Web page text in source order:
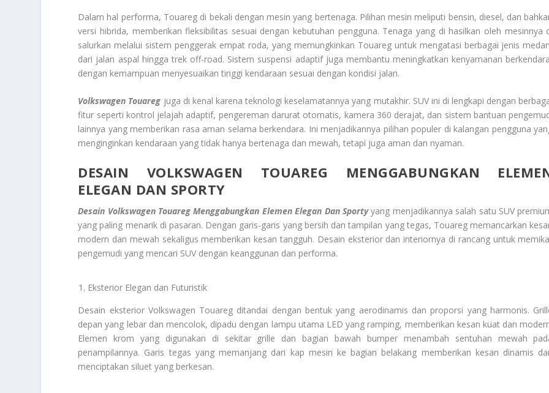
Dalam hal performa, Touareg di bekali dengan mesin yang bertenaga. Pilihan mesin meliputi bensin, diesel, dan
versi hibrida, memberikan fleksibilitas sesuai dengan kebutuhan pengguna. Tenaga yang di hasilkan oleh mesinnya
salurkan melalui sistem penggerak empat roda, yang memungkinkan Touareg untuk mengatasi berbagai jenis
dari jalan aspal hingga trek off-road. Sistem suspensi adaptif juga membantu meningkatkan kenyamanan
dengan kemampuan menyesuaikan tinggi kendaraan sesuai dengan kondisi jalan.
Volkswagen Touareg juga di kenal karena teknologi keselamatannya yang mutakhir. SUV ini di lengkapi dengan
fitur seperti kontrol jelajah adaptif, pengereman darurat otomatis, kamera 360 derajat, dan sistem bantuan
lainnya yang memberikan rasa aman selama berkendara. Ini menjadikannya pilihan populer di kalangan pengguna
menginginkan kendaraan yang tidak hanya bertenaga dan mewah, tetapi juga aman dan nyaman.
DESAIN VOLKSWAGEN TOUAREG MENGGABUNGKAN
ELEGAN DAN SPORTY
Desain Volkswagen Touareg Menggabungkan Elemen Elegan Dan Sportyyang menjadikannya salah satu SUV
yang paling menarik di pasaran. Dengan garis-garis yang bersih dan tampilan yang tegas, Touareg memancarkan
modern dan mewah sekaligus memberikan kesan tangguh. Desain eksterior dan interiornya di rancang untuk
pengemudi yang mencari SUV dengan keanggunan dan performa.
Eksterior Elegan dan Futuristik
Desain eksterior Volkswagen Touareg ditandai dengan bentuk yang aerodinamis dan proporsi yang harmonis.
depan yang lebar dan mencolok, dipadu dengan lampu utama LED yang ramping, memberikan kesan kuat dan
Elemen krom yang digunakan di sekitar grille dan bagian bawah bumper menambah sentuhan mewah
penampilannya. Garis tegas yang memanjang dari kap mesin ke bagian belakang memberikan kesan dinamis
menciptakan siluet yang berkesan.